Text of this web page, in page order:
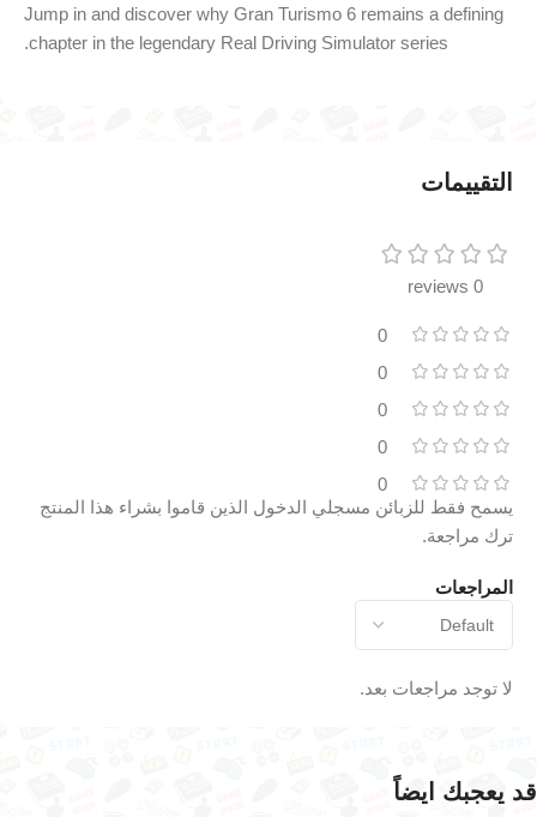
Jump in and discover why Gran Turismo 6 remains a defining
chapter in the legendary Real Driving Simulator series.
التقييمات
0 reviews
0
0
0
0
0
المراجعات
لا توجد مراجعات بعد.
يسمح فقط للزبائن مسجلي الدخول الذين قاموا بشراء هذا المنتج
ترك مراجعة.
قد يعجبك ايضاً